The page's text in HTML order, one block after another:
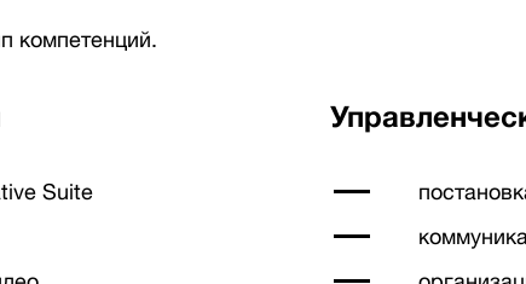
компетенций.
Suite